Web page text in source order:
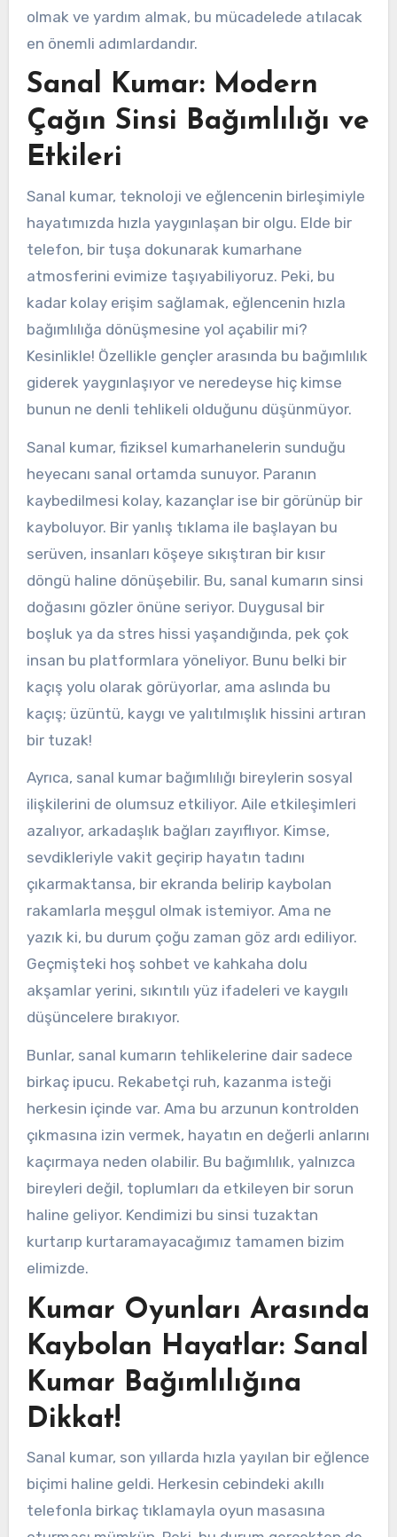
olmak ve yardım almak, bu mücadelede atılacak
en önemli adımlardandır.
Sanal Kumar: Modern
Çağın Sinsi Bağımlılığı ve
Etkileri
Sanal kumar, teknoloji ve eğlencenin birleşimiyle
hayatımızda hızla yaygınlaşan bir olgu. Elde bir
telefon, bir tuşa dokunarak kumarhane
atmosferini evimize taşıyabiliyoruz. Peki, bu
kadar kolay erişim sağlamak, eğlencenin hızla
bağımlılığa dönüşmesine yol açabilir mi?
Kesinlikle! Özellikle gençler arasında bu bağımlılık
giderek yaygınlaşıyor ve neredeyse hiç kimse
bunun ne denli tehlikeli olduğunu düşünmüyor.
Sanal kumar, fiziksel kumarhanelerin sunduğu
heyecanı sanal ortamda sunuyor. Paranın
kaybedilmesi kolay, kazançlar ise bir görünüp bir
kayboluyor. Bir yanlış tıklama ile başlayan bu
serüven, insanları köşeye sıkıştıran bir kısır
döngü haline dönüşebilir. Bu, sanal kumarın sinsi
doğasını gözler önüne seriyor. Duygusal bir
boşluk ya da stres hissi yaşandığında, pek çok
insan bu platformlara yöneliyor. Bunu belki bir
kaçış yolu olarak görüyorlar, ama aslında bu
kaçış; üzüntü, kaygı ve yalıtılmışlık hissini artıran
bir tuzak!
Ayrıca, sanal kumar bağımlılığı bireylerin sosyal
ilişkilerini de olumsuz etkiliyor. Aile etkileşimleri
azalıyor, arkadaşlık bağları zayıflıyor. Kimse,
sevdikleriyle vakit geçirip hayatın tadını
çıkarmaktansa, bir ekranda belirip kaybolan
rakamlarla meşgul olmak istemiyor. Ama ne
yazık ki, bu durum çoğu zaman göz ardı ediliyor.
Geçmişteki hoş sohbet ve kahkaha dolu
akşamlar yerini, sıkıntılı yüz ifadeleri ve kaygılı
düşüncelere bırakıyor.
Bunlar, sanal kumarın tehlikelerine dair sadece
birkaç ipucu. Rekabetçi ruh, kazanma isteği
herkesin içinde var. Ama bu arzunun kontrolden
çıkmasına izin vermek, hayatın en değerli anlarını
kaçırmaya neden olabilir. Bu bağımlılık, yalnızca
bireyleri değil, toplumları da etkileyen bir sorun
haline geliyor. Kendimizi bu sinsi tuzaktan
kurtarıp kurtaramayacağımız tamamen bizim
elimizde.
Kumar Oyunları Arasında
Kaybolan Hayatlar: Sanal
Kumar Bağımlılığına
Dikkat!
Sanal kumar, son yıllarda hızla yayılan bir eğlence
biçimi haline geldi. Herkesin cebindeki akıllı
telefonla birkaç tıklamayla oyun masasına